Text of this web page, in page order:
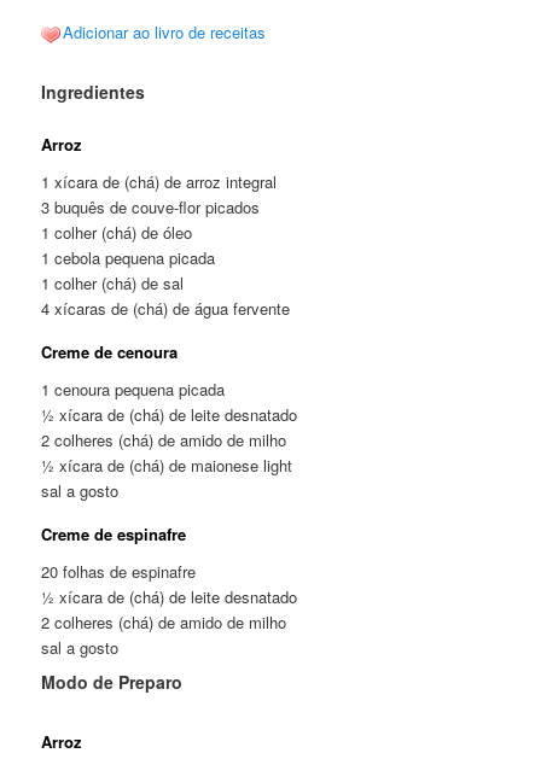
Adicionar ao livro de receitas
Ingredientes
Arroz
1 xícara de (chá) de arroz integral
3 buquês de couve-flor picados
1 colher (chá) de óleo
1 cebola pequena picada
1 colher (chá) de sal
4 xícaras de (chá) de água fervente
Creme de cenoura
1 cenoura pequena picada
½ xícara de (chá) de leite desnatado
2 colheres (chá) de amido de milho
½ xícara de (chá) de maionese light
sal a gosto
Creme de espinafre
20 folhas de espinafre
½ xícara de (chá) de leite desnatado
2 colheres (chá) de amido de milho
sal a gosto
Modo de Preparo
Arroz